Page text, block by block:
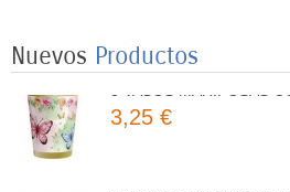
Nuevos Productos
8 VASOS MARIPOSAS
3,25 €